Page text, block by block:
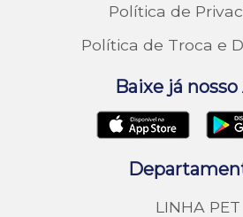
Política de
Política de Troca e
Baixe já nosso
LINHA PET